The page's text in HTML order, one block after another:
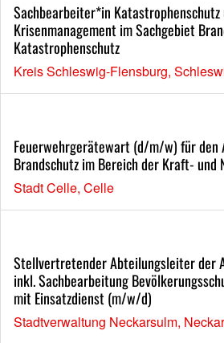
Sachbearbeiter*in Katastrophenschutz
Krisenmanagement im Sachgebiet
Katastrophenschutz
Kreis Schleswig-Flensburg,
Feuerwehrgerätewart (d/m/w) für den
Brandschutz im Bereich der Kraft-
Stadt Celle, Celle
Stellvertretender Abteilungsleiter der
inkl. Sachbearbeitung
mit Einsatzdienst (m/w/d)
Stadtverwaltung Neckarsulm,